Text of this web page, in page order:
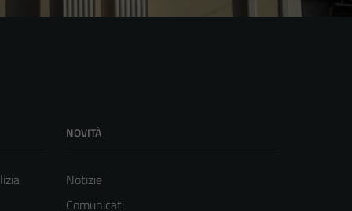
NOVITÀ
Notizie
Comunicati